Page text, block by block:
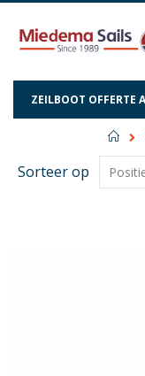
ZEILBOOT OFFERTE
Sorteer op